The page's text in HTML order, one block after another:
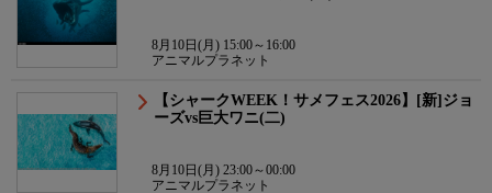
8月10日(月) 15:00～16:00
アニマルプラネット
【シャークWEEK！サメフェス2026】[新]ジョ
ーズvs巨大ワニ(二)
8月10日(月) 23:00～00:00
アニマルプラネット